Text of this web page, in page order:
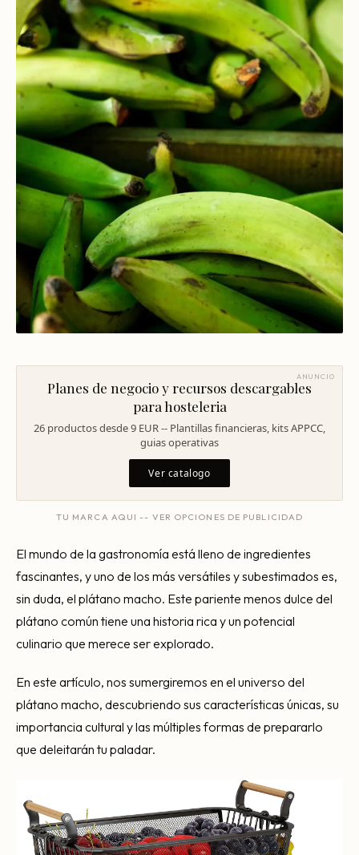
Mentoría Gastronómica
Transformación Digital
Arquitectura Gastronómica
Inversores Internacionales
Escandallos de restaurante
Ingeniería de menú
Carta rentable
Subir ticket medio
Atraer clientes
Falta de personal
Rotación de personal
Cuánto cuesta abrir
Plan de negocio
Permisos en Madrid
Licencias Barcelona
Consultoría Barcelona
Por qué fracasan
Traspasar restaurante
Mi restaurante va a cerrar
Glosario
Solicitar diagnóstico
ANUNCIO
Planes de negocio y recursos descargables
para hosteleria
26 productos desde 9 EUR -- Plantillas financieras, kits APPCC,
guias operativas
Ver catalogo
TU MARCA AQUI -- VER OPCIONES DE PUBLICIDAD
El mundo de la gastronomía está lleno de ingredientes
fascinantes, y uno de los más versátiles y subestimados es,
sin duda, el plátano macho. Este pariente menos dulce del
plátano común tiene una historia rica y un potencial
culinario que merece ser explorado.
En este artículo, nos sumergiremos en el universo del
plátano macho, descubriendo sus características únicas, su
importancia cultural y las múltiples formas de prepararlo
que deleitarán tu paladar.